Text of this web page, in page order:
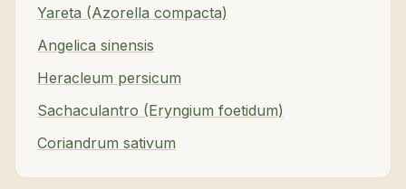
Yareta (Azorella compacta)
Angelica sinensis
Heracleum persicum
Sachaculantro (Eryngium foetidum)
Coriandrum sativum